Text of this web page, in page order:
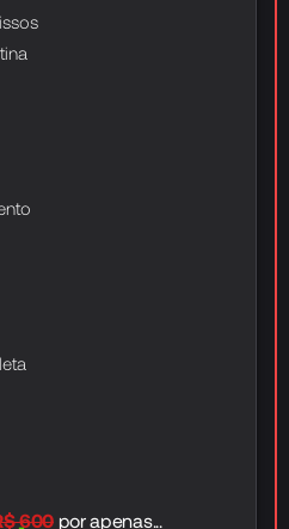
600 por apenas...